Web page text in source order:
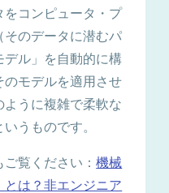
をコンピュータ・プ
そのデータに潜むパ
デル」を自動的に構
のモデルを適用させ
ように複雑で柔軟な
うものです。
ご覧ください：機械
は？非エンジニア